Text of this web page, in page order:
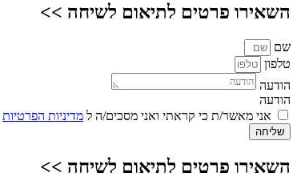
השאירו פרטים לתיאום לשיחה >>
שם
טלפון
הודעה
הודעה
אני מאשר/ת כי קראתי ואני מסכים/ה ל מדיניות הפרטיות
שליחה
השאירו פרטים לתיאום לשיחה >>